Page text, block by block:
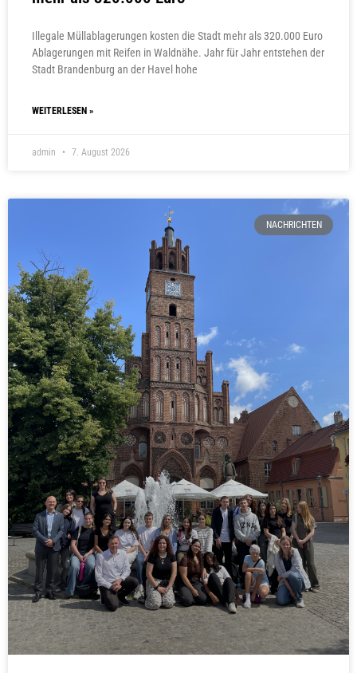
Illegale Müllablagerungen kosten die Stadt mehr als 320.000 Euro
Ablagerungen mit Reifen in Waldnähe. Jahr für Jahr entstehen der
Stadt Brandenburg an der Havel hohe
WEITERLESEN »
admin 7. August 2026
NACHRICHTEN